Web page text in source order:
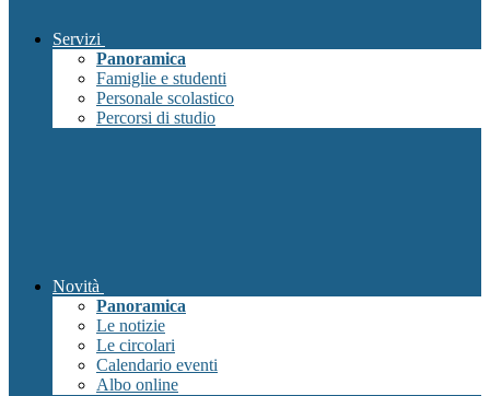
Servizi
Panoramica
Famiglie e studenti
Personale scolastico
Percorsi di studio
Novità
Panoramica
Le notizie
Le circolari
Calendario eventi
Albo online